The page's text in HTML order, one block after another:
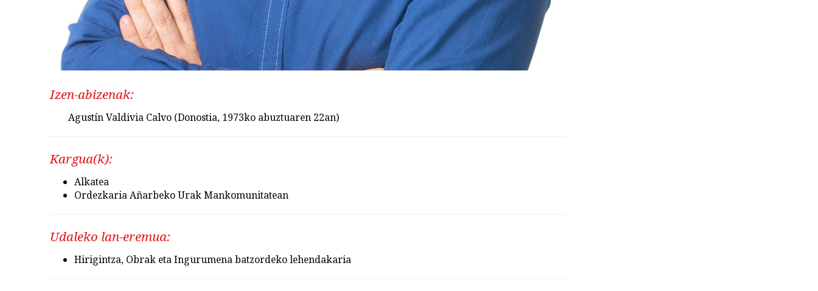
Izen-abizenak:
Agustín Valdivia Calvo (Donostia, 1973ko abuztuaren 22an)
Kargua(k):
Alkatea
Ordezkaria Añarbeko Urak Mankomunitatean
Udaleko lan-eremua:
Hirigintza, Obrak eta Ingurumena batzordeko lehendakaria